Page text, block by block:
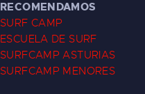
RECOMENDAMOS
SURF CAMP
ESCUELA DE SURF
SURFCAMP ASTURIAS
SURFCAMP MENORES